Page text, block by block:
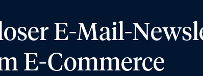
E-Mail-
E-Commerce